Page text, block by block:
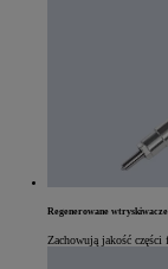
Regenerowane wtryskiwacze
Zachowują jakość części